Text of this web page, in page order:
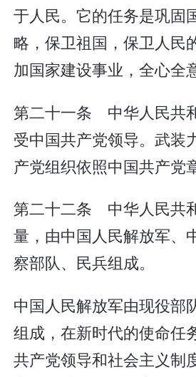
于人民。它的任务是巩固
略，保卫祖国，保卫人民
加国家建设事业，全心全
第二十一条 中华人民共
受中国共产党领导。武装
产党组织依照中国共产党
第二十二条 中华人民共
量，由中国人民解放军、
察部队、民兵组成。
中国人民解放军由现役部
组成，在新时代的使命任
共产党领导和社会主义制